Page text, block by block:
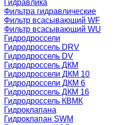
Гидравлика
Фильтра гидравлические
Фильтр всасывающий WF
Фильтр всасывающий WU
Гидродроссели
Гидродроссель DRV
Гидродроссель DV
Гидродроссель ДКМ
Гидродроссели ДКМ 10
Гидродроссели ДКМ 6
Гидродроссель ДКМ 16
Гидродроссель КВМК
Гидроклапана
Гидроклапан SWM